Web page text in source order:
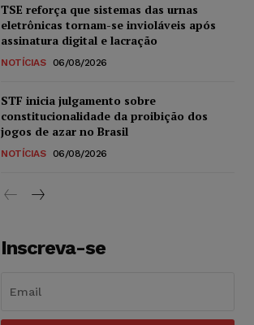
TSE reforça que sistemas das urnas
eletrônicas tornam-se invioláveis após
assinatura digital e lacração
NOTÍCIAS 06/08/2026
STF inicia julgamento sobre
constitucionalidade da proibição dos
jogos de azar no Brasil
NOTÍCIAS 06/08/2026
Inscreva-se